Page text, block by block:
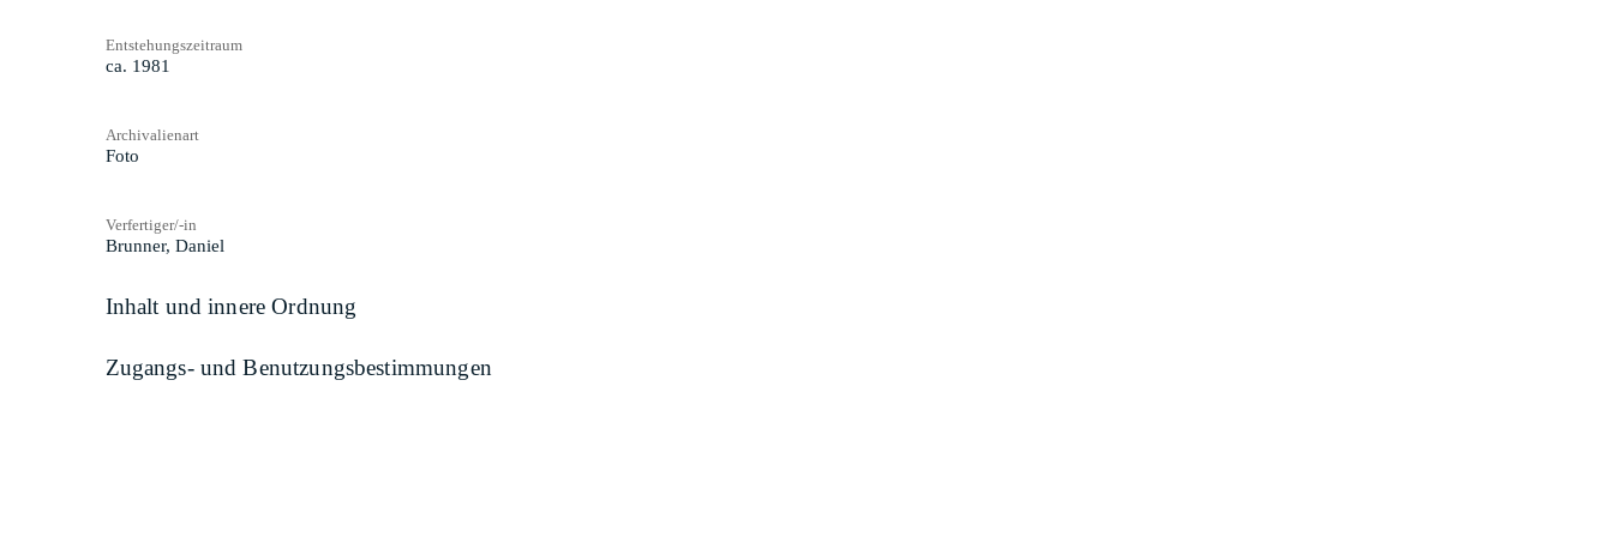
Entstehungszeitraum
ca. 1981
Archivalienart
Foto
Verfertiger/-in
Brunner, Daniel
Inhalt und innere Ordnung
Zugangs- und Benutzungsbestimmungen